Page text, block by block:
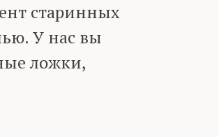
старинных
У нас вы
ложки,